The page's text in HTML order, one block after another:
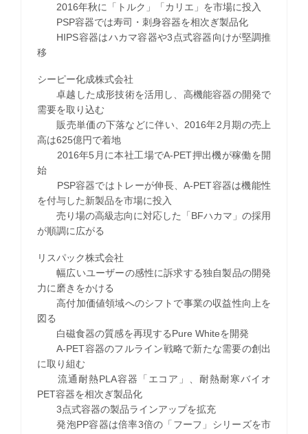
2016年秋に「トルク」「カリエ」を市場に投入
PSP容器では寿司・刺身容器を相次ぎ製品化
HIPS容器はハカマ容器や3点式容器向けが堅調推
移
シーピー化成株式会社
卓越した成形技術を活用し、高機能容器の開発で
需要を取り込む
販売単価の下落などに伴い、2016年2月期の売上
高は625億円で着地
2016年5月に本社工場でA-PET押出機が稼働を開
始
PSP容器ではトレーが伸長、A-PET容器は機能性
を付与した新製品を市場に投入
売り場の高級志向に対応した「BFハカマ」の採用
が順調に広がる
リスパック株式会社
幅広いユーザーの感性に訴求する独自製品の開発
力に磨きをかける
高付加価値領域へのシフトで事業の収益性向上を
図る
白磁食器の質感を再現するPure Whiteを開発
A-PET容器のフルライン戦略で新たな需要の創出
に取り組む
流通耐熱PLA容器「エコア」、耐熱耐寒バイオ
PET容器を相次ぎ製品化
3点式容器の製品ラインアップを拡充
発泡PP容器は倍率3倍の「フーフ」シリーズを市